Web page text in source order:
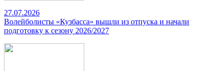
27.07.2026
Волейболисты «Кузбасса» вышли из отпуска и начали
подготовку к сезону 2026/2027